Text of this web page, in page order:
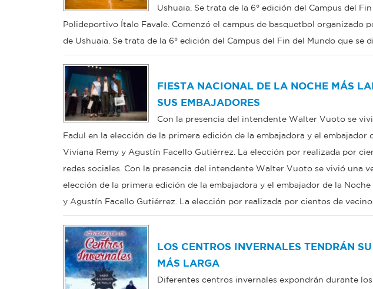
Ushuaia. Se trata de la 6° edición del Campus del
Polideportivo Ítalo Favale. Comenzó el campus de basquetbol organizado
de Ushuaia. Se trata de la 6° edición del Campus del Fin del Mundo que se
FIESTA NACIONAL DE LA NOCHE MÁS
SUS EMBAJADORES
Con la presencia del intendente Walter Vuoto se
Fadul en la elección de la primera edición de la embajadora y el embajador
Viviana Remy y Agustín Facello Gutiérrez. La elección por realizada por
redes sociales. Con la presencia del intendente Walter Vuoto se vivió una
elección de la primera edición de la embajadora y el embajador de la
y Agustín Facello Gutiérrez. La elección por realizada por cientos de
LOS CENTROS INVERNALES TENDRÁN
MÁS LARGA
Diferentes centros invernales expondrán durante